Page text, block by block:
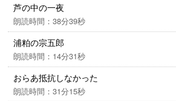
芦の中の一夜
朗読時間：38分39秒
浦粕の宗五郎
朗読時間：14分31秒
おらあ抵抗しなかった
朗読時間：31分15秒